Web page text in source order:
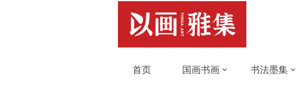
首页 国画书画 书法墨集